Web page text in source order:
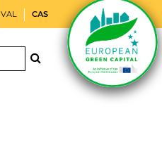
VAL CAS